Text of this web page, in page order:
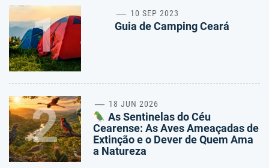
1 10 SEP 2023
Guia de Camping Ceará
2 18 JUN 2026
As Sentinelas do Céu
Cearense: As Aves Ameaçadas de
Extinção e o Dever de Quem Ama
a Natureza